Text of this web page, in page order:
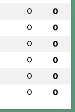
0 0
0 0
0 0
0 0
0 0
0 0